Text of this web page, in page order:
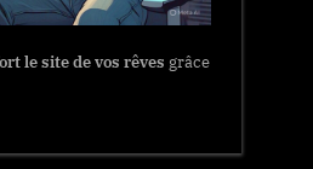
le site de vos rêves grâce